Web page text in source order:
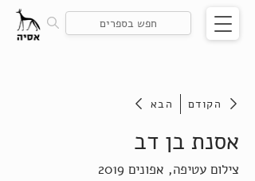
הבא הקודם
אסנת בן דב
צילום עטיפה, אפונים 2019